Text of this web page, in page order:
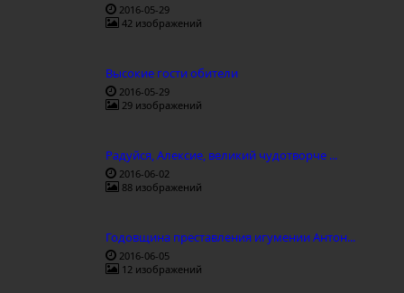
2016-05-29
42 изображений
Высокие гости обители
2016-05-29
29 изображений
Радуйся, Алексие, великий чудотворче ...
2016-06-02
88 изображений
Годовщина преставления игумении Антон...
2016-06-05
12 изображений